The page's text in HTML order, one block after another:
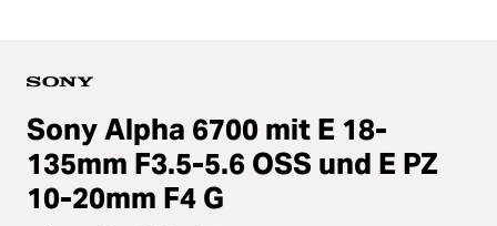
Loading...
Licht & Studio
Loading...
Bildbearbeitung
Loading...
Sony Alpha 6700 mit E 18-
135mm F3.5-5.6 OSS und E PZ
10-20mm F4 G